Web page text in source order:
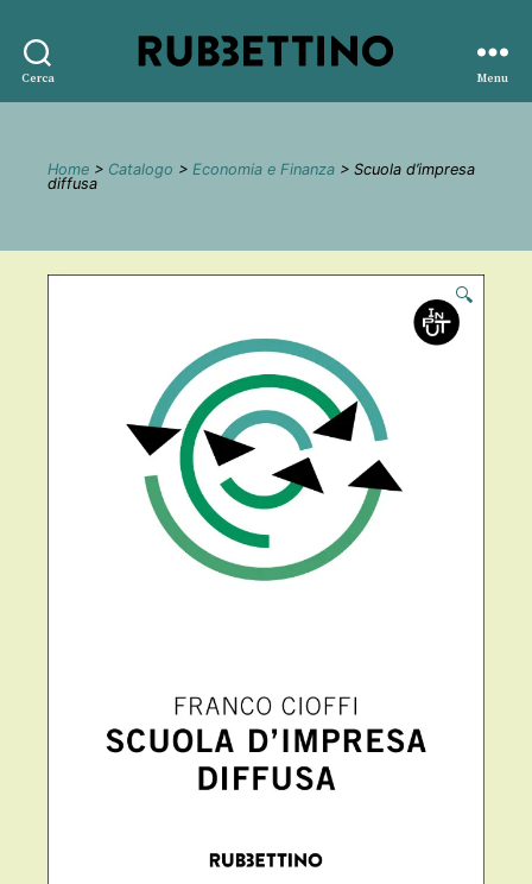
Cerca
editore
Menu
Home > Catalogo > Economia e Finanza > Scuola d’impresa
diffusa
🔍